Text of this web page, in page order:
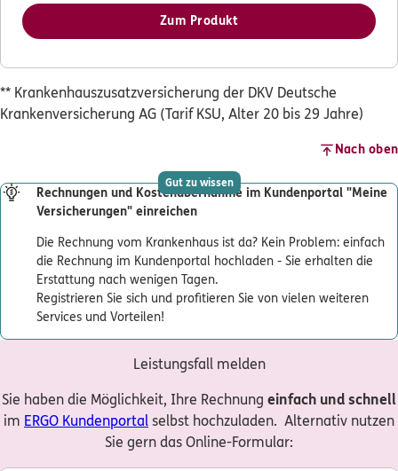
Zum Produkt
** Krankenhauszusatzversicherung der DKV Deutsche
Krankenversicherung AG (Tarif KSU, Alter 20 bis 29 Jahre)
Nach oben
Gut zu wissen
Rechnungen und Kostenübernahme im Kundenportal "Meine
Versicherungen" einreichen
Die Rechnung vom Krankenhaus ist da? Kein Problem: einfach
die Rechnung im Kundenportal hochladen - Sie erhalten die
Erstattung nach wenigen Tagen.
Registrieren Sie sich und profitieren Sie von vielen weiteren
Services und Vorteilen!
Leistungsfall melden
Sie haben die Möglichkeit, Ihre Rechnung einfach und schnell
im ERGO Kundenportal selbst hochzuladen. Alternativ nutzen
Sie gern das Online-Formular: